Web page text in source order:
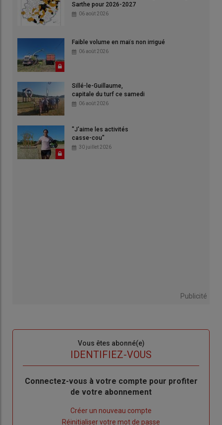
Sarthe pour 2026-2027
06 août 2026
Faible volume en maïs non irrigué
06 août 2026
Sillé-le-Guillaume,
capitale du turf ce samedi
06 août 2026
"J'aime les activités
casse-cou"
30 juillet 2026
Publicité
Vous êtes abonné(e)
IDENTIFIEZ-VOUS
Body
Connectez-vous à votre compte pour profiter
de votre abonnement
Créer un nouveau compte
Réinitialiser votre mot de passe